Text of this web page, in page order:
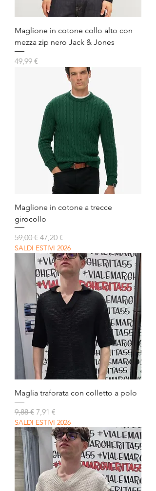
Maglione in cotone collo alto con
mezza zip nero Jack & Jones
Prezzo
49,99 €
Maglione in cotone a trecce
girocollo
Prezzo regolare
59,00 € Prezzo scontato
47,20 €
SALDI ESTIVI 2026
Maglia traforata con colletto a polo
Prezzo regolare
9,88 € Prezzo scontato
7,91 €
SALDI ESTIVI 2026